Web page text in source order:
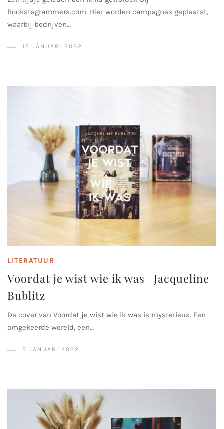
Bookstagrammers.com. Hier worden campagnes geplaatst,
waarbij bedrijven…
15 JANUARI 2022
LITERATUUR
Voordat je wist wie ik was | Jacqueline
Bublitz
De cover van Voordat je wist wie ik was is mysterieus. Een
omgekeerde wereld, een…
5 JANUARI 2022